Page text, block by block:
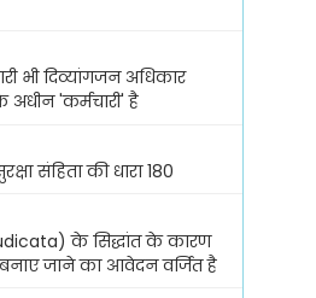
भी दिव्यांगजन अधिकार
'कर्मचारी' है
संहिता की धारा 180
के सिद्धांत के कारण
बनाए जाने का आवेदन वर्जित है